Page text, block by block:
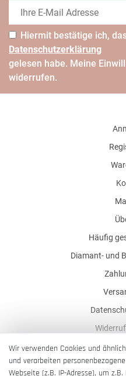
Hiermit bestätige ich,
Daten­schutz­erklärung
gelesen habe. Meine
widerrufen.
Häufig
Diamant- und
Wir verwenden Cookies und
und verarbeiten
Webseite (z.B. IP-Adresse), um